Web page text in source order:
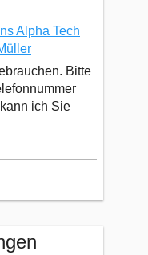
Alpha Tech
Bitte
ich Sie